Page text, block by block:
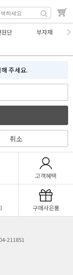
원단 부자재
주세요.
취소
고객혜택
구매사은품
211851